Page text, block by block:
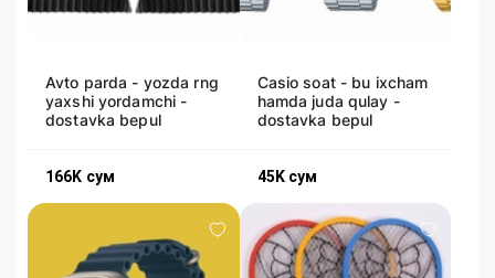
Avto parda - yozda rng
yaxshi yordamchi -
dostavka bepul
166K сум
Casio soat - bu ixcham
hamda juda qulay -
dostavka bepul
45K сум